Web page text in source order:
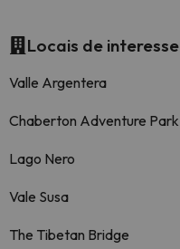
Locais de interesse
Valle Argentera
Chaberton Adventure Park
Lago Nero
Vale Susa
The Tibetan Bridge